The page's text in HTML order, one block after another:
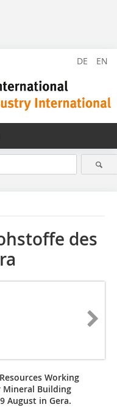
DE EN
des
Working
Mineral Building
August in Gera.